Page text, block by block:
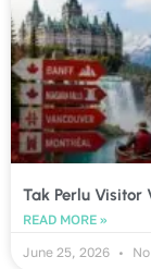
Tak Perlu Visitor
READ MORE »
June 25, 2026